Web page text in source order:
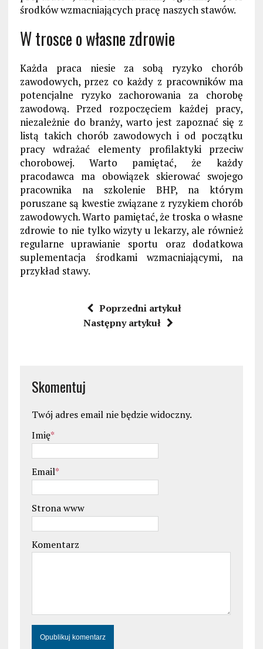
środków wzmacniających pracę naszych stawów.
W trosce o własne zdrowie
Każda praca niesie za sobą ryzyko chorób
zawodowych, przez co każdy z pracowników ma
potencjalne ryzyko zachorowania za chorobę
zawodową. Przed rozpoczęciem każdej pracy,
niezależnie do branży, warto jest zapoznać się z
listą takich chorób zawodowych i od początku
pracy wdrażać elementy profilaktyki przeciw
chorobowej. Warto pamiętać, że każdy
pracodawca ma obowiązek skierować swojego
pracownika na szkolenie BHP, na którym
poruszane są kwestie związane z ryzykiem chorób
zawodowych. Warto pamiętać, że troska o własne
zdrowie to nie tylko wizyty u lekarzy, ale również
regularne uprawianie sportu oraz dodatkowa
suplementacja środkami wzmacniającymi, na
przykład stawy.
Poprzedni artykuł
Następny artykuł
Skomentuj
Twój adres email nie będzie widoczny.
Imię*
Email*
Strona www
Komentarz